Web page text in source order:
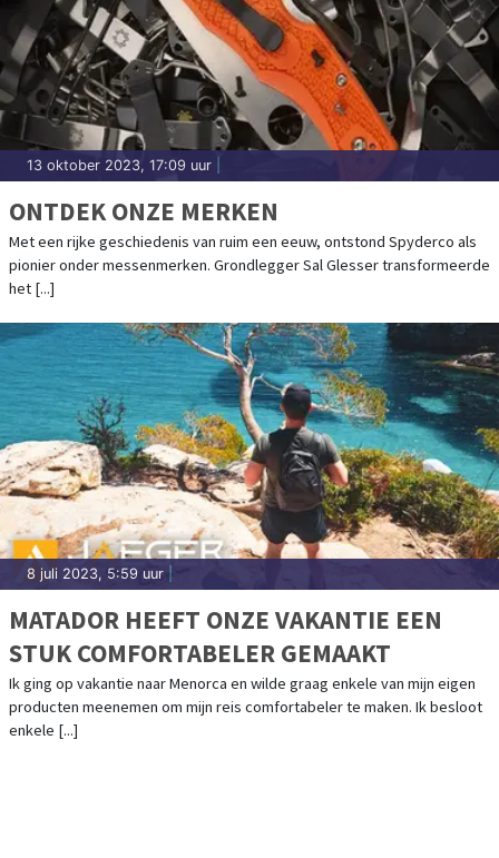
13 oktober 2023, 17:09 uur
ONTDEK ONZE MERKEN
Met een rijke geschiedenis van ruim een eeuw, ontstond Spyderco als
pionier onder messenmerken. Grondlegger Sal Glesser transformeerde
het [...]
8 juli 2023, 5:59 uur
MATADOR HEEFT ONZE VAKANTIE EEN
STUK COMFORTABELER GEMAAKT
Ik ging op vakantie naar Menorca en wilde graag enkele van mijn eigen
producten meenemen om mijn reis comfortabeler te maken. Ik besloot
enkele [...]